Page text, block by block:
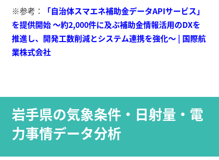
※参考：
「自治体スマエネ補助金データAPIサービス」
を提供開始 ～約2,000件に及ぶ補助金情報活用のDXを
推進し、開発工数削減とシステム連携を強化～ | 国際航
業株式会社
岩手県の気象条件・日射量・電
力事情データ分析